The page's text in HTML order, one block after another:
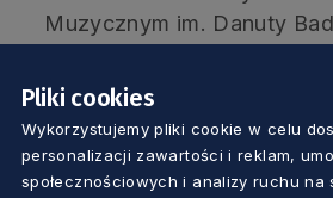
Muzycznym im. Danuty
Widowisko zdobyło
Kander), najlepszą
(Wojciech Kościelniak),
nagrodę dla najlepszego
Pliki cookies
Wykorzystujemy pliki cookie w celu
personalizacji zawartości i reklam,
społecznościowych i analizy ruchu na